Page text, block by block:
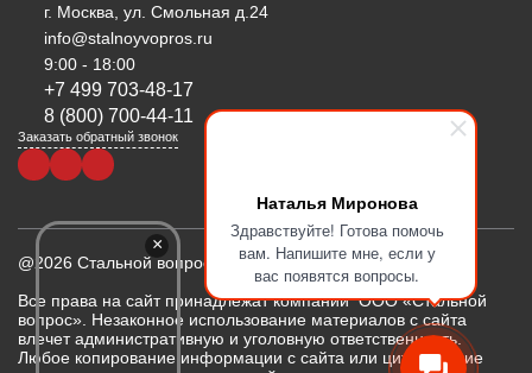
Наталья Миронова
Здравствуйте! Готова помочь
вам. Напишите мне, если у
вас появятся вопросы.
г. Москва, ул. Смольная д.24
info@stalnoyvopros.ru
9:00 - 18:00
+7 499 703-48-17
8 (800) 700-44-11
Заказать обратный звонок
@2026 Стальной вопрос
Все права на сайт принадлежат компании ООО «Стальной
вопрос». Незаконное использование материалов с сайта
влечет административную и уголовную ответственность.
Любое копирование информации с сайта или цитирование
×